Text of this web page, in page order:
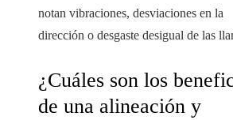
notan vibraciones, desviaciones en la
dirección o desgaste desigual de las
¿Cuáles son los
de una alineación y